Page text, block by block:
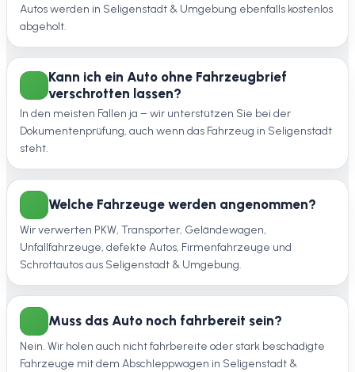
Autos werden in Seligenstadt & Umgebung ebenfalls kostenlos
abgeholt.
Kann ich ein Auto ohne Fahrzeugbrief
verschrotten lassen?
In den meisten Fällen ja – wir unterstützen Sie bei der
Dokumentenprüfung, auch wenn das Fahrzeug in Seligenstadt
steht.
Welche Fahrzeuge werden angenommen?
Wir verwerten PKW, Transporter, Geländewagen,
Unfallfahrzeuge, defekte Autos, Firmenfahrzeuge und
Schrottautos aus Seligenstadt & Umgebung.
Muss das Auto noch fahrbereit sein?
Nein. Wir holen auch nicht fahrbereite oder stark beschädigte
Fahrzeuge mit dem Abschleppwagen in Seligenstadt &